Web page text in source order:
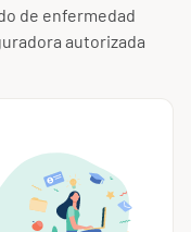
de enfermedad
autorizada